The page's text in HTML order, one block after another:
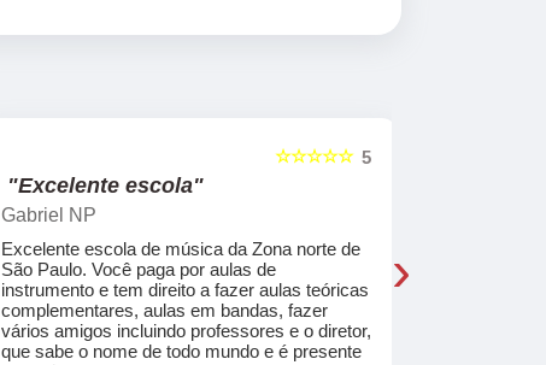
5
☆☆☆☆☆
"Excelente escola"
Gabriel NP
Excelente escola de música da Zona norte de
São Paulo. Você paga por aulas de
instrumento e tem direito a fazer aulas teóricas
complementares, aulas em bandas, fazer
vários amigos incluindo professores e o diretor,
que sabe o nome de todo mundo e é presente
›